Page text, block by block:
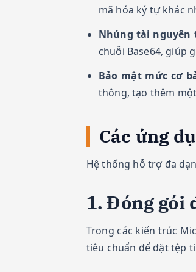
mã hóa ký tự khác
Nhúng tài nguyên
chuỗi Base64, giúp
Bảo mật mức cơ
thông, tạo thêm
Các ứng
Hệ thống hỗ trợ đa
1. Đóng gói
Trong các kiến trúc
tiêu chuẩn để đặt tệp